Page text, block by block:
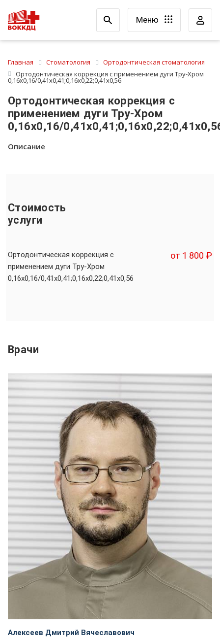
Меню
Главная Стоматология
Ортодонтическая стоматология
Ортодонтическая коррекция с применением дуги Тру-Хром
0,16x0,16/0,41x0,41;0,16х0,22;0,41х0,56
Ортодонтическая коррекция с
применением дуги Тру-Хром
0,16x0,16/
Описание
Стоимость
услуги
Ортодонтическая коррекция с
применением дуги Тру-Хром
0,16x0,16/0,41x0,41;0,16х0,22;0,41х0,56
от 1 800 ₽
Врачи
Алексеев Дмитрий Вячеславович